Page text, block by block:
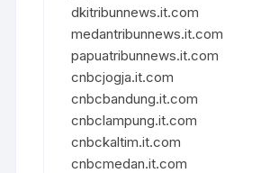
dkitribunnews.it.com
medantribunnews.it.com
papuatribunnews.it.com
cnbcjogja.it.com
cnbcbandung.it.com
cnbclampung.it.com
cnbckaltim.it.com
cnbcmedan.it.com